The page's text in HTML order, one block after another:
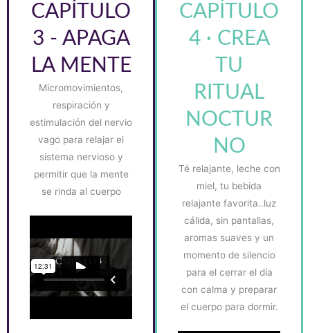
CAPÍTULO
3 - APAGA
LA MENTE
Micromovimientos,
respiración y
estimulación del nervio
vago para relajar el
sistema nervioso y
permitir que la mente
se rinda al cuerpo
CAPÍTULO
4 · CREA
TU
RITUAL
NOCTUR
NO
Té relajante, leche con
miel, tu bebida
relajante favorita..luz
cálida, sin pantallas,
aromas suaves y un
momento de silencio
para el cerrar el día
con calma y preparar
el cuerpo para dormir.